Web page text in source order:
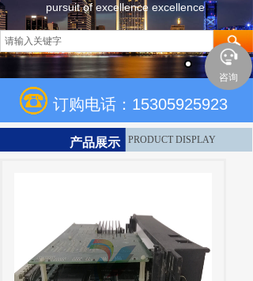
pursuit of excellence excellence
订购电话：15305925923
PRODUCT DISPLAY
产品展示
咨询